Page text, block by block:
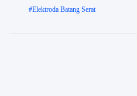
#Elektroda Batang Serat